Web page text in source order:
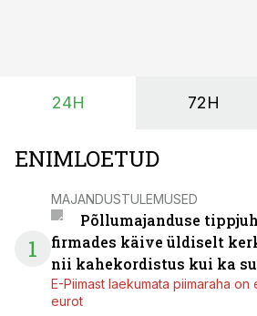
24H 72H
ENIMLOETUD
1
MAJANDUSTULEMUSED
Põllumajanduse
firmades käive üldiselt
nii kahekordistus kui ka
E-Piimast laekumata piimaraha on
eurot